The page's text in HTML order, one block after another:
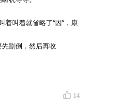
着叫着就省略了“因”，康
割倒，然后再收
14